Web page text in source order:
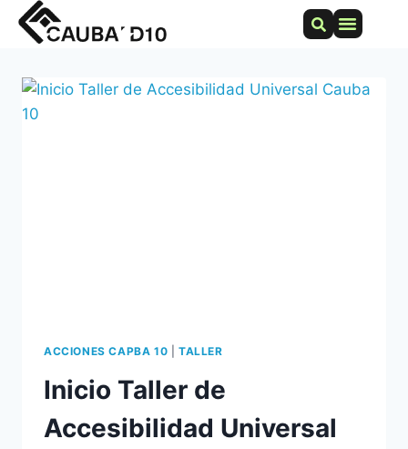
ACCIONES CAPBA 10 TALLER
Inicio Taller de
Accesibilidad Universal